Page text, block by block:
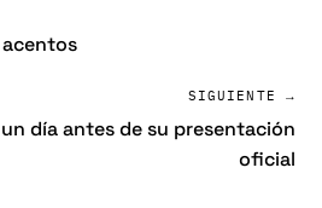
acentos
SIGUIENTE →
día antes de su presentación
oficial